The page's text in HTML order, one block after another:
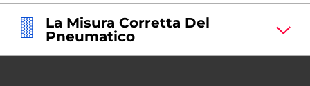
La Misura Corretta Del
Pneumatico